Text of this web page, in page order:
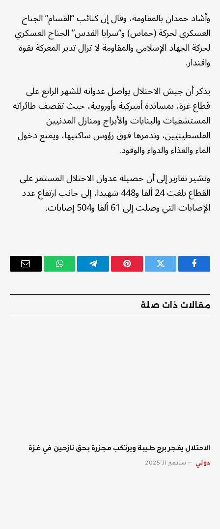
وأشاد حمدان بالمقاومة، وقال إن كتائب “القسام” الجناح
العسكري لحركة (حماس) و”سرايا القدس” الجناح العسكري
لحركة الجهاد الإسلامي والمقاومة لا تزال تدير المعركة بقوة
واقتدار.
يذكر أن جيش الاحتلال يواصل عدوانه للشهر الرابع على
قطاع غزة، بمساندة أميركية وأوروبية، حيث تقصف طائراته
المستشفيات والبنايات والأبراج ومنازل المدنيين
الفلسطينيين، وتدمرها فوق رؤوس ساكنيها، ويمنع دخول
الماء والغذاء والدواء والوقود.
وتشير تقارير إلى أن حصيلة عدوان الاحتلال المستمر على
القطاع بلغت 24 ألفا و448 شهيدا، إلى جانب ارتفاع عدد
الإصابات التي وصلت إلى 61 ألفا و504 إصابات.
فيسبوك تويتر بينتيريستتيلقرام واتساب
البريد
مقالات ذات صلة
الاحتلال يفجر برج طيبة ويرتكب مجزرة بحق نازحين في غزة
دولي سبتمبر 11, 2025